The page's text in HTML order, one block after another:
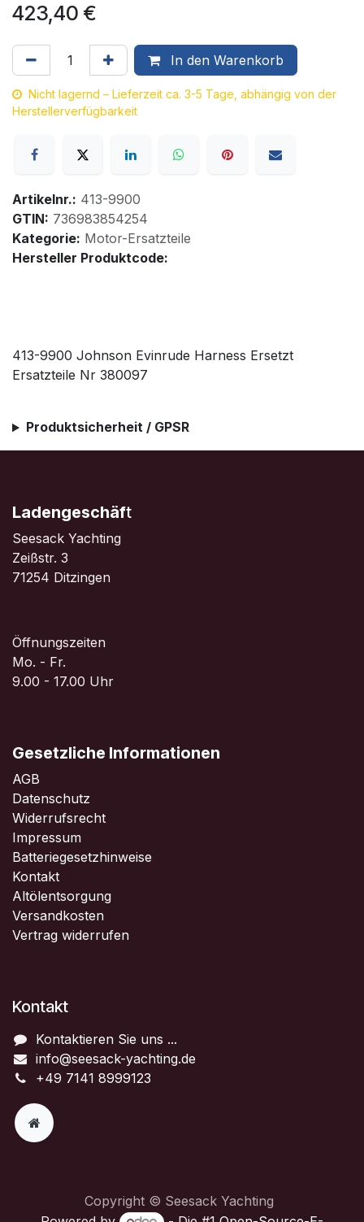
423,40 €
In den Warenkorb
Nicht lagernd – Lieferzeit ca. 3-5 Tage, abhängig von der
Herstellerverfügbarkeit
Artikelnr.: 413-9900
GTIN: 736983854254
Kategorie: Motor-Ersatzteile
Hersteller Produktcode:
413-9900 Johnson Evinrude Harness Ersetzt
Ersatzteile Nr 380097
Produktsicherheit / GPSR
Ladengeschäft
Seesack Yachting
Zeißstr. 3
71254 Ditzingen
Öffnungszeiten
Mo. - Fr.
9.00 - 17.00 Uhr
Gesetzliche Informationen
AGB
Datenschutz
Widerrufsrecht
Impressum
Batteriegesetzhinweise
Kontakt
Altölentsorgung
Versandkosten
Vertrag widerrufen
Kontakt
Kontaktieren Sie uns ...
info@seesack-yachting.de
+49 7141 8999123
Copyright © Seesack Yachting